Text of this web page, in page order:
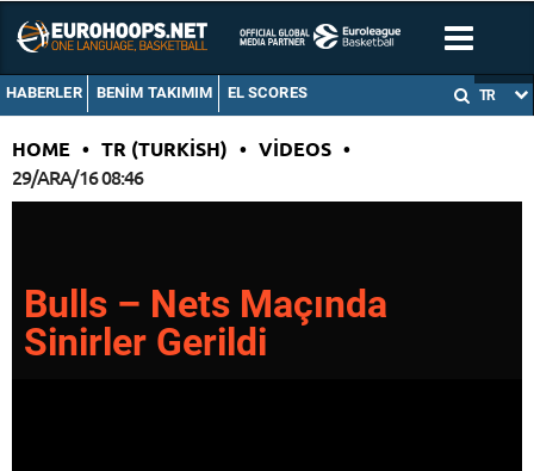
HABERLER BENIM TAKIMIM EL SCORES TR
HOME • TR (TURKISH) • VIDEOS •
29/ARA/16 08:46
Bulls – Nets Maçında
Sinirler Gerildi